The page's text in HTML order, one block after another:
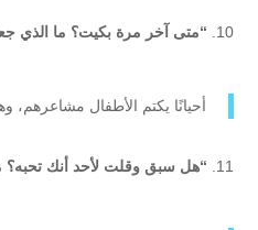
“متى آخر مرة بكيت؟ ما الذي
أحيانًا يكتم الأطفال مشاعرهم،
“هل سبق وقلت لأحد أنك تحبه؟